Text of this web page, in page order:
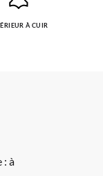
À CUIR
: à